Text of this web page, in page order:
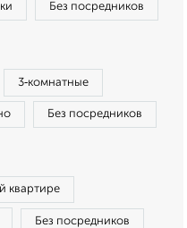
Без посредников
3‑комнатные
Без посредников
квартире
Без посредников